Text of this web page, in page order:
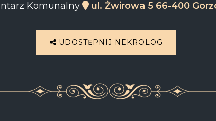
Komunalny ul. Żwirowa 5 66-400
UDOSTĘPNIJ NEKROLOG